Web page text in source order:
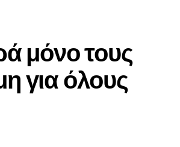
μόνο τους
για όλους